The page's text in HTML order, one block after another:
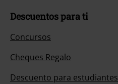
Descuentos para ti
Concursos
Cheques Regalo
Descuento para estudiantes